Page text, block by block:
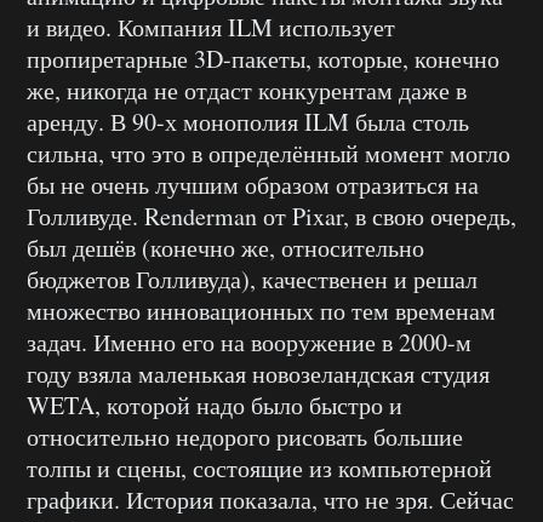
и видео. Компания ILM использует
пропиретарные 3D-пакеты, которые, конечно
же, никогда не отдаст конкурентам даже в
аренду. В 90-х монополия ILM была столь
сильна, что это в определённый момент могло
бы не очень лучшим образом отразиться на
Голливуде. Renderman от Pixar, в свою очередь,
был дешёв (конечно же, относительно
бюджетов Голливуда), качественен и решал
множество инновационных по тем временам
задач. Именно его на вооружение в 2000-м
году взяла маленькая новозеландская студия
WETA, которой надо было быстро и
относительно недорого рисовать большие
толпы и сцены, состоящие из компьютерной
графики. История показала, что не зря. Сейчас